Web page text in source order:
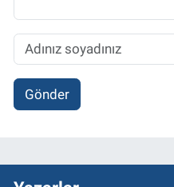
Gönder